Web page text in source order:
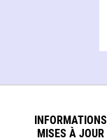
INFORMATIONS
MISES À JOUR